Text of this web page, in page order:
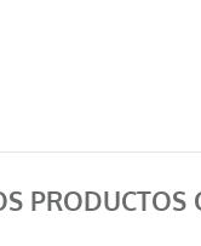
PRODUCTOS